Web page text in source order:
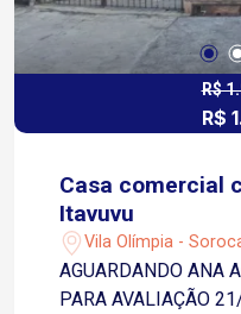
R$
R$
Casa comercial
Itavuvu
Vila Olímpia -
AGUARDANDO ANA
PARA AVALIAÇÃO 21/05 Distribuição do